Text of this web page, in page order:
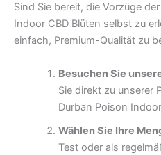
Sind Sie bereit, die Vorzüge
Indoor CBD Blüten selbst zu
einfach, Premium-Qualität zu
Besuchen Sie
Sie direkt zu unserer
Durban Poison
Wählen Sie Ihre
Test oder als